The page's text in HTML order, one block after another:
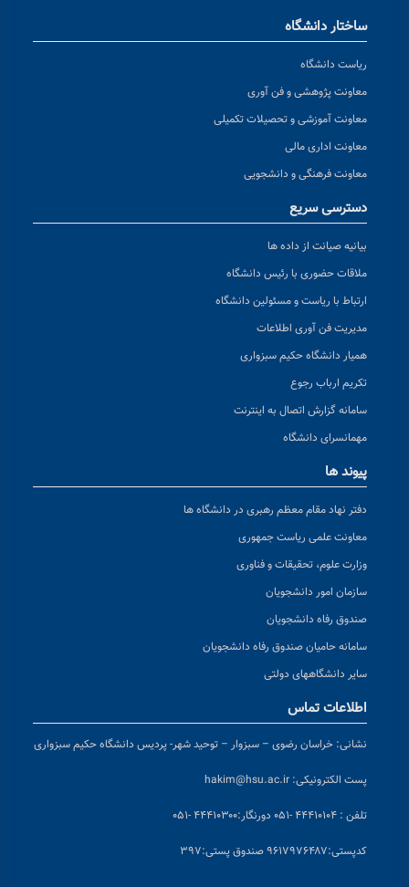
ساختار دانشگاه
ریاست دانشگاه
معاونت پژوهشی و فن آوری
معاونت آموزشی و تحصیلات تکمیلی
معاونت اداری مالی
معاونت فرهنگی و دانشجویی
دسترسی سریع
بیانیه صیانت از داده ها
ملاقات حضوری با رئیس دانشگاه
ارتباط با ریاست و مسئولین دانشگاه
مدیریت فن آوری اطلاعات
همیار دانشگاه حکیم سبزواری
تکریم ارباب رجوع
سامانه گزارش اتصال به اینترنت
مهمانسرای دانشگاه
پیوند ها
دفتر نهاد مقام معظم رهبری در دانشگاه ها
معاونت علمی ریاست جمهوری
وزارت علوم، تحقیقات و فناوری
سازمان امور دانشجویان
صندوق رفاه دانشجویان
سامانه حامیان صندوق رفاه دانشجویان
سایر دانشگاههای دولتی
اطلاعات تماس
نشانی: خراسان رضوی – سبزوار – توحید شهر- پردیس دانشگاه حکیم سبزواری
پست الکترونیکی: hakim@hsu.ac.ir
تلفن : ۴۴۴۱۰۱۰۴ -۰۵۱ دورنگار:۴۴۴۱۰۳۰۰ -۰۵۱
کدپستی:۹۶۱۷۹۷۶۴۸۷ صندوق پستی:۳۹۷